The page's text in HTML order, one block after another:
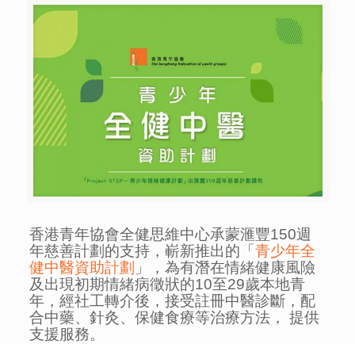
香港青年協會全健思維中心承蒙滙豐150週
年慈善計劃的支持，嶄新推出的「青少年全
健中醫資助計劃 」，為有潛在情緒健康風險
及出現初期情緒病徵狀的10至29歲本地青
年，經社工轉介後，接受註冊中醫診斷，配
合中藥、針灸、保健食療等治療方法， 提供
支援服務。